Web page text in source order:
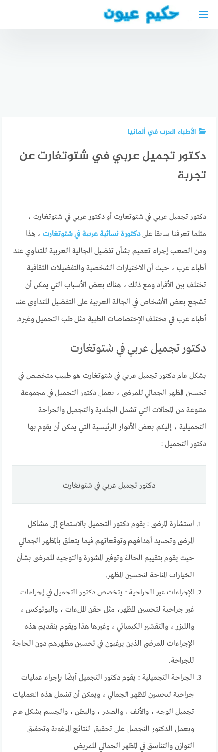
الأطباء العرب في ألمانيا
دكتور تجميل عربي في شتوتغارت عن
تجربة
دكتور تجميل عربي في شتوتغارت أو دكتور عربي في شتوتغارت ،
مثلما تعرفنا سابقا علىدكتورة نسائية عربية في شتوتغارت ، هذا
ومن الصعب إجراء تعميم بشأن تفضيل الجالية العربية للتداوي عند
أطباء عرب ، حيث أن الاختيارات الشخصية والتفضيلات الثقافية
تختلف بين الأفراد ومع ذلك ، هناك بعض الأسباب التي يمكن أن
تشجع بعض الأشخاص في الجالة العربية على التفضيل للتداوي عند
أطباء عرب في مختلف الإختصاصات الطبية مثل طب التجميل وغيره.
دكتور تجميل عربي في شتوتغارت
بشكل عام دكتور تجميل عربي في شتوتغارت هو طبيب متخصص في
تحسين المظهر الجمالي للمرضى ، يعمل دكتور التجميل في مجموعة
متنوعة من المجالات التي تشمل الجلدية والتجميل والجراحة
التجميلية ، إليكم بعض الأدوار الرئيسية التي يمكن أن يقوم بها
دكتور التجميل :
دكتور تجميل عربي في شتوتغارت
استشارة المرضى : يقوم دكتور التجميل بالاستماع إلى مشاكل
المرضى وتحديد أهدافهم وتوقعاتهم فيما يتعلق بالمظهر الجمالي
حيث يقوم بتقييم الحالة وتوفير المشورة والتوجيه للمرضى بشأن
الخيارات المتاحة لتحسين المظهر.
الإجراءات غير الجراحية : يتخصص دكتور التجميل في إجراءات
غير جراحية لتحسين المظهر، مثل حقن الملءات ، والبوتوكس ،
والليزر ، والتقشير الكيميائي ، وغيرها هذا ويقوم بتقديم هذه
الإجراءات للمرضى الذين يرغبون في تحسين مظهرهم دون الحاجة
للجراحة.
الجراحة التجميلية : يقوم دكتور التجميل أيضًا بإجراء عمليات
جراحية لتحسين المظهر الجمالي ، ويمكن أن تشمل هذه العمليات
تجميل الوجه ، والأنف ، والصدر ، والبطن ، والجسم بشكل عام
ويعمل الدكتور التجميل على تحقيق النتائج المرغوبة وتحقيق
التوازن والتناسق في المظهر الجمالي للمريض.